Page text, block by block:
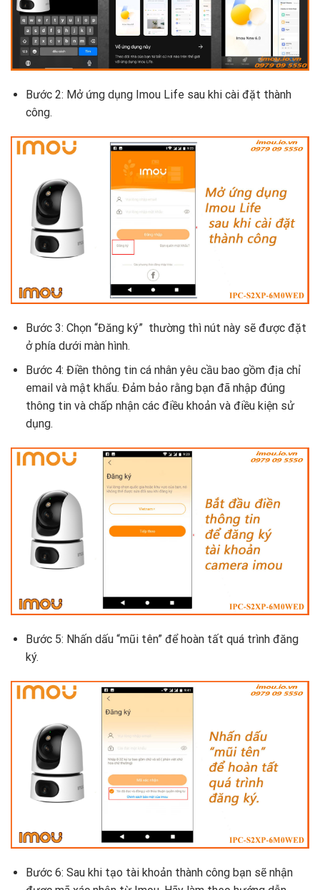
Bước 2: Mở ứng dụng Imou Life sau khi cài đặt thành
công.
Bước 3: Chọn “Đăng ký” thường thì nút này sẽ được đặt
ở phía dưới màn hình.
Bước 4: Điền thông tin cá nhân yêu cầu bao gồm địa chỉ
email và mật khẩu. Đảm bảo rằng bạn đã nhập đúng
thông tin và chấp nhận các điều khoản và điều kiện sử
dụng.
Bước 5: Nhấn dấu “mũi tên” để hoàn tất quá trình đăng
ký.
Bước 6: Sau khi tạo tài khoản thành công bạn sẽ nhận